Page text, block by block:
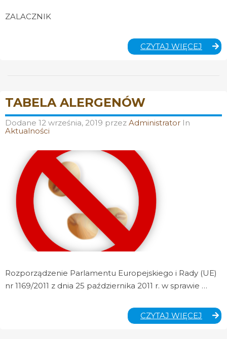
ZALACZNIK
CZYTAJ WIĘCEJ
TABELA ALERGENÓW
Dodane 12 września, 2019 przez Administrator In
Aktualności
Rozporządzenie Parlamentu Europejskiego i Rady (UE)
nr 1169/2011 z dnia 25 października 2011 r. w sprawie …
CZYTAJ WIĘCEJ